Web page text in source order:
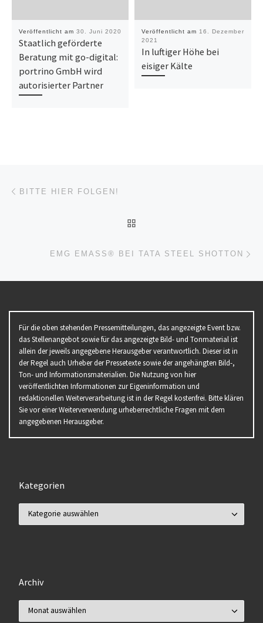
Veröffentlicht am 30. Juni 2020
Staatlich geförderte
Beratung mit go-digital:
portrino GmbH wird
autorisierter Partner
Veröffentlicht am 16. Dezember
2021
In luftiger Höhe bei
eisiger Kälte
Beitragsnavigation
BITTE HIER FOLGEN!
EMG EMASS® BEI TATA STEEL SHOTTON
Für die oben stehenden Pressemitteilungen, das angezeigte Event bzw.
das Stellenangebot sowie für das angezeigte Bild- und Tonmaterial ist
allein der jeweils angegebene Herausgeber verantwortlich. Dieser ist in
der Regel auch Urheber der Pressetexte sowie der angehängten Bild-,
Ton- und Informationsmaterialien. Die Nutzung von hier
veröffentlichten Informationen zur Eigeninformation und
redaktionellen Weiterverarbeitung ist in der Regel kostenfrei. Bitte klären
Sie vor einer Weiterverwendung urheberrechtliche Fragen mit dem
angegebenen Herausgeber.
Kategorien
Archiv